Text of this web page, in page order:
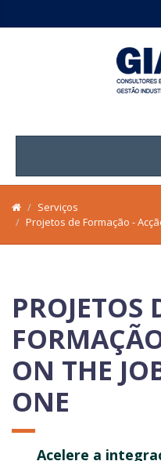
Serviços
Projetos de Formação -
PROJETOS
ON THE
ONE
Acelere a